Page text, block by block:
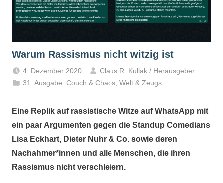
Warum Rassismus nicht witzig ist
4. Dezember 2020
Claus R. Kullak / Herausgeber
31. Ausgabe: Couch & Chaos,Welt & Zeugs
Eine Replik auf rassistische Witze auf WhatsApp mit
ein paar Argumenten gegen die Standup Comedians
Lisa Eckhart, Dieter Nuhr & Co. sowie deren
Nachahmer*innen und alle Menschen, die ihren
Rassismus nicht verschleiern.